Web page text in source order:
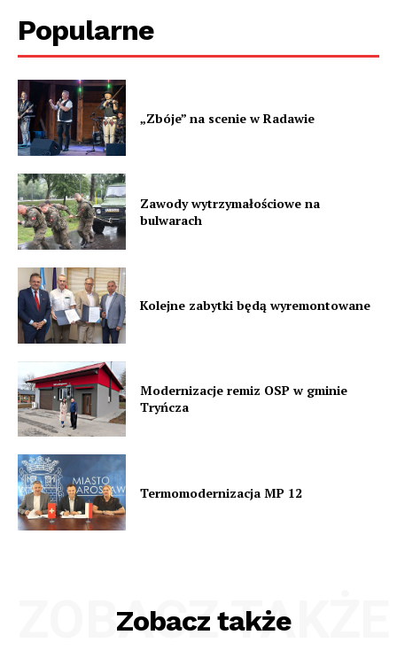
Popularne
„Zbóje” na scenie w Radawie
Zawody wytrzymałościowe na
bulwarach
Kolejne zabytki będą wyremontowane
Modernizacje remiz OSP w gminie
Tryńcza
Termomodernizacja MP 12
Zobacz także
ZOBACZ TAKŻE